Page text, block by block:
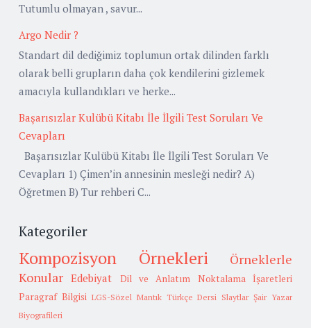
Tutumlu olmayan , savur...
Argo Nedir ?
Standart dil dediğimiz toplumun ortak dilinden farklı
olarak belli grupların daha çok kendilerini gizlemek
amacıyla kullandıkları ve herke...
Başarısızlar Kulübü Kitabı İle İlgili Test Soruları Ve
Cevapları
Başarısızlar Kulübü Kitabı İle İlgili Test Soruları Ve
Cevapları 1) Çimen’in annesinin mesleği nedir? A)
Öğretmen B) Tur rehberi C...
Kategoriler
Kompozisyon Örnekleri
Örneklerle
Konular Edebiyat Dil ve Anlatım
Noktalama İşaretleri
Paragraf Bilgisi LGS-Sözel Mantık Türkçe Dersi Slaytlar Şair Yazar
Biyografileri